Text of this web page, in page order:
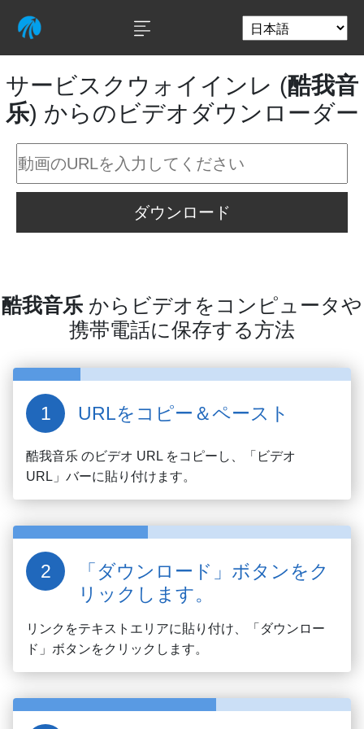
サービスクウォイインレ (酷我音
乐) からのビデオダウンローダー
ダウンロード
酷我音乐 からビデオをコンピュータや
携帯電話に保存する方法
URLをコピー＆ペースト
酷我音乐 のビデオ URL をコピーし、「ビデオ
URL」バーに貼り付けます。
「ダウンロード」ボタンをク
リックします。
リンクをテキストエリアに貼り付け、「ダウンロー
ド」ボタンをクリックします。